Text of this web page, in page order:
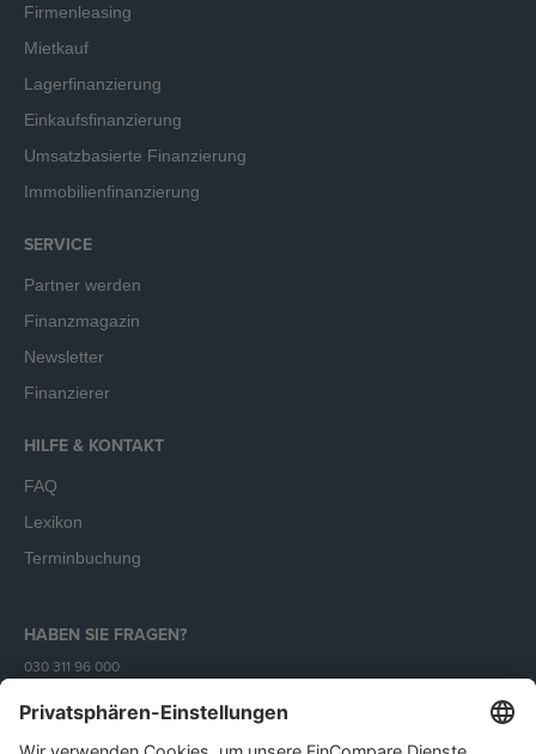
Firmenleasing
Mietkauf
Lagerfinanzierung
Einkaufsfinanzierung
Umsatzbasierte Finanzierung
Immobilienfinanzierung
SERVICE
Partner werden
Finanzmagazin
Newsletter
Finanzierer
HILFE & KONTAKT
FAQ
Lexikon
Terminbuchung
HABEN SIE FRAGEN?
030 311 96 000
Mo - Fr (9 - 18 Uhr)